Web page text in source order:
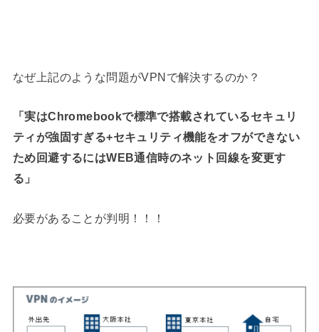
なぜ上記のような問題がVPNで解決するのか？
「実はChromebookで標準で搭載されているセキュリ
ティが強固すぎる+セキュリティ機能をオフができない
ため回避するにはWEB通信時のネット回線を変更す
る」
必要があることが判明！！！